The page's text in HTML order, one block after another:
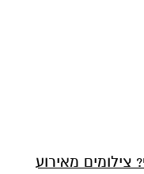
מאירוע